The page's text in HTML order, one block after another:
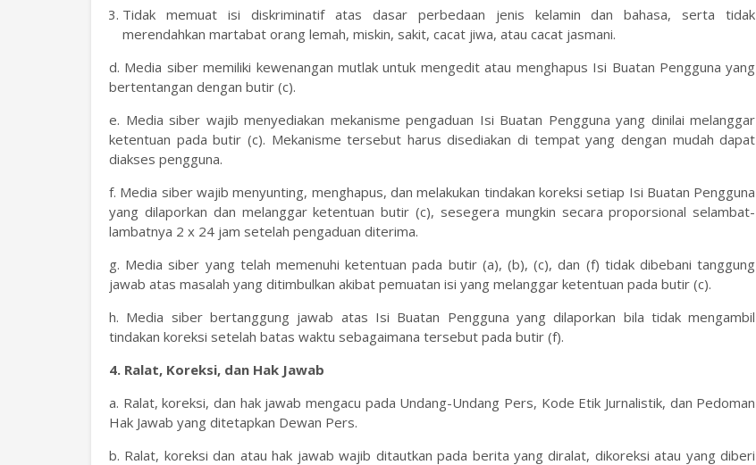
Tidak memuat isi diskriminatif atas dasar perbedaan jenis kelamin dan bahasa, serta tidak
merendahkan martabat orang lemah, miskin, sakit, cacat jiwa, atau cacat jasmani.
d. Media siber memiliki kewenangan mutlak untuk mengedit atau menghapus Isi Buatan Pengguna yang
bertentangan dengan butir (c).
e. Media siber wajib menyediakan mekanisme pengaduan Isi Buatan Pengguna yang dinilai melanggar
ketentuan pada butir (c). Mekanisme tersebut harus disediakan di tempat yang dengan mudah dapat
diakses pengguna.
f. Media siber wajib menyunting, menghapus, dan melakukan tindakan koreksi setiap Isi Buatan Pengguna
yang dilaporkan dan melanggar ketentuan butir (c), sesegera mungkin secara proporsional selambat-
lambatnya 2 x 24 jam setelah pengaduan diterima.
g. Media siber yang telah memenuhi ketentuan pada butir (a), (b), (c), dan (f) tidak dibebani tanggung
jawab atas masalah yang ditimbulkan akibat pemuatan isi yang melanggar ketentuan pada butir (c).
h. Media siber bertanggung jawab atas Isi Buatan Pengguna yang dilaporkan bila tidak mengambil
tindakan koreksi setelah batas waktu sebagaimana tersebut pada butir (f).
4. Ralat, Koreksi, dan Hak Jawab
a. Ralat, koreksi, dan hak jawab mengacu pada Undang-Undang Pers, Kode Etik Jurnalistik, dan Pedoman
Hak Jawab yang ditetapkan Dewan Pers.
b. Ralat, koreksi dan atau hak jawab wajib ditautkan pada berita yang diralat, dikoreksi atau yang diberi